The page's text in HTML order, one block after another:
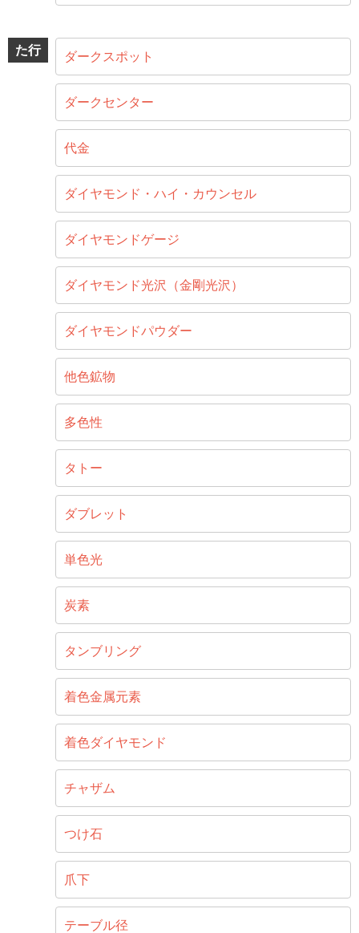
た行 ダークスポット
ダークセンター
代金
ダイヤモンド・ハイ・カウンセル
ダイヤモンドゲージ
ダイヤモンド光沢（金剛光沢）
ダイヤモンドパウダー
他色鉱物
多色性
タトー
ダブレット
単色光
炭素
タンブリング
着色金属元素
着色ダイヤモンド
チャザム
つけ石
爪下
テーブル径